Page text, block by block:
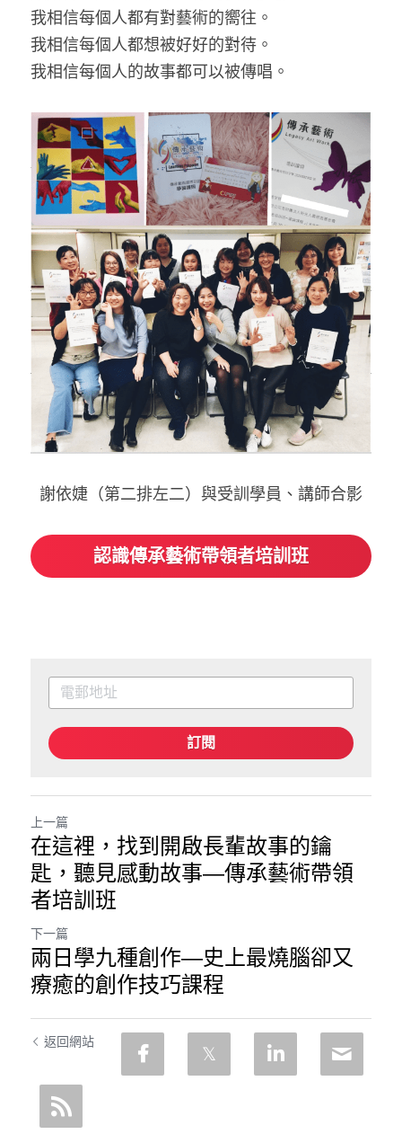
我相信每個人都有對藝術的嚮往。
我相信每個人都想被好好的對待。
我相信每個人的故事都可以被傳唱。
謝依婕（第二排左二）與受訓學員、講師合影
認識傳承藝術帶領者培訓班
訂閱
上一篇
在這裡，找到開啟長輩故事的鑰
匙，聽見感動故事—傳承藝術帶領
者培訓班
下一篇
兩日學九種創作—史上最燒腦卻又
療癒的創作技巧課程
返回網站